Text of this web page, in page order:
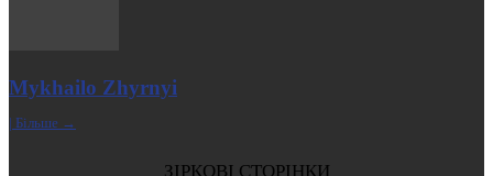
Mykhailo Zhyrnyi
| Більше →
ЗІРКОВІ СТОРІНКИ